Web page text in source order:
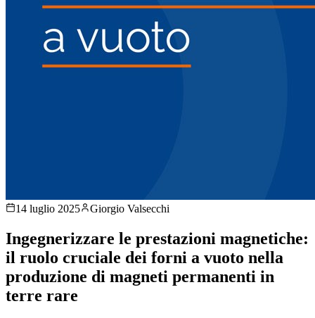
14 luglio 2025 Giorgio Valsecchi
Ingegnerizzare le prestazioni magnetiche:
il ruolo cruciale dei forni a vuoto nella
produzione di magneti permanenti in
terre rare